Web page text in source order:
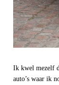
Ik kwel mezelf
auto’s waar ik